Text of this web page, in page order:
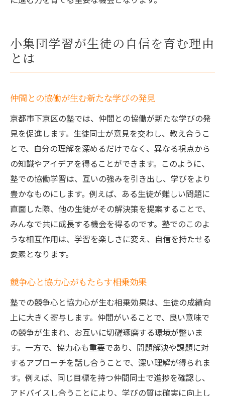
小集団学習が生徒の自信を育む理由
とは
仲間との協働が生む新たな学びの発見
京都市下京区の塾では、仲間との協働が新たな学びの発
見を促進します。生徒同士が意見を交わし、教え合うこ
とで、自分の理解を深めるだけでなく、異なる視点から
の知識やアイデアを得ることができます。このように、
塾での協働学習は、互いの強みを引き出し、学びをより
豊かなものにします。例えば、ある生徒が難しい問題に
直面した際、他の生徒がその解決策を提案することで、
みんなで共に成長する機会を得るのです。塾でのこのよ
うな相互作用は、学習を楽しさに変え、自信を持たせる
要素となります。
競争心と協力心がもたらす相乗効果
塾での競争心と協力心が生む相乗効果は、生徒の成績向
上に大きく寄与します。仲間がいることで、良い意味で
の競争が生まれ、お互いに切磋琢磨する環境が整いま
す。一方で、協力心も重要であり、問題解決や課題に対
するアプローチを話し合うことで、深い理解が得られま
す。例えば、同じ目標を持つ仲間同士で進捗を確認し、
アドバイスし合うことにより、学びの質は確実に向上し